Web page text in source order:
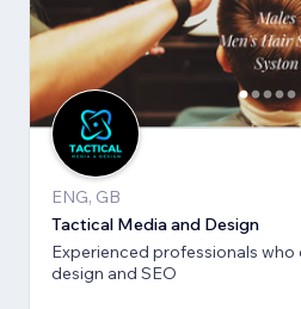
ENG, GB
Tactical Media and Design
Experienced professionals who
design and SEO